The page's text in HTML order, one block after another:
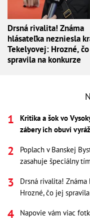
Drsná rivalita! Známa
hlásateľka nezniesla
Tekelyovej: Hrozné,
spravila na konkurze
Kritika a šok vo
zábery ich obuvi
Poplach v Banskej
zasahuje špeciálny
Drsná rivalita! Známa
Hrozné, čo jej
Napovie vám viac